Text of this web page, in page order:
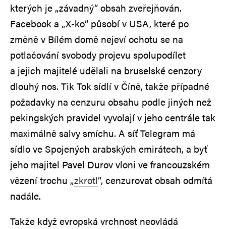
kterých je „závadný“ obsah zveřejňován.
Facebook a „X-ko“ působí v USA, které po
změně v Bílém domě nejeví ochotu se na
potlačování svobody projevu spolupodílet
a jejich majitelé udělali na bruselské cenzory
dlouhý nos. Tik Tok sídlí v Číně, takže případné
požadavky na cenzuru obsahu podle jiných než
pekingských pravidel vyvolají v jeho centrále tak
maximálně salvy smíchu. A síť Telegram má
sídlo ve Spojených arabských emirátech, a byť
jeho majitel Pavel Durov vloni ve francouzském
vězení trochu „zkrotl“, cenzurovat obsah odmítá
nadále.
Takže když evropská vrchnost neovládá